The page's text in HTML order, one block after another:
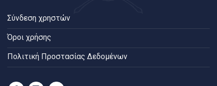
Σύνδεση χρηστών
Όροι χρήσης
Πολιτική Προστασίας Δεδομένων